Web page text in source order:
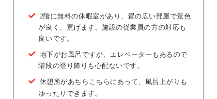
2階に無料の休暇室があり、畳の広い部屋で景色
が良く、寛げます。施設の従業員の方の対応も
良いです。
地下がお風呂ですが、エレベーターもあるので
階段の登り降りも心配ないです。
休憩所があちらこちらにあって、風呂上がりも
ゆったりできます。